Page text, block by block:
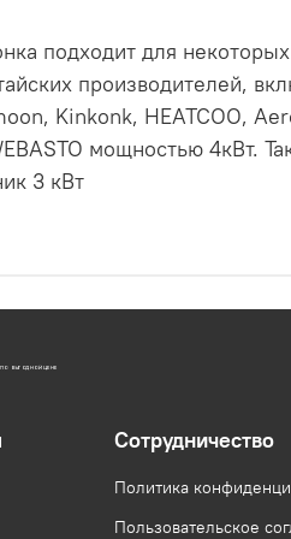
подходит для
производителей,
Kinkonk, HEATCOO,
мощностью 4кВт.
3 кВт
ВЫГОДНОЙ ЦЕНЕ
Сотрудничество
Политика
Пользовательское